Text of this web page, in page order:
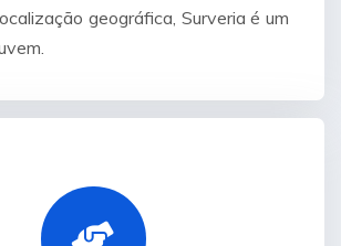
geográfica, Surveria é um